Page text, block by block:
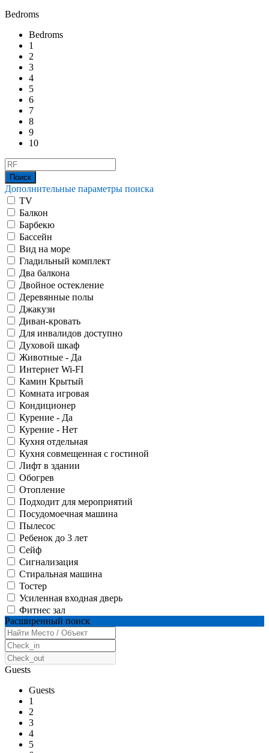
Bedroms
Bedroms
1
2
3
4
5
6
7
8
9
10
Дополнительные параметры поиска
TV
Балкон
Барбекю
Бассейн
Вид на море
Гладильный комплект
Два балкона
Двойное остекление
Деревянные полы
Джакузи
Диван-кровать
Для инвалидов доступно
Духовой шкаф
Животные - Да
Интернет Wi-FI
Камин Крытый
Комната игровая
Кондиционер
Курение - Да
Курение - Нет
Кухня отдельная
Кухня совмещенная с гостиной
Лифт в здании
Обогрев
Отопление
Подходит для мероприятий
Посудомоечная машина
Пылесос
Ребенок до 3 лет
Сейф
Сигнализация
Стиральная машина
Тостер
Усиленная входная дверь
Фитнес зал
Расширенный поиск
Guests
Guests
1
2
3
4
5